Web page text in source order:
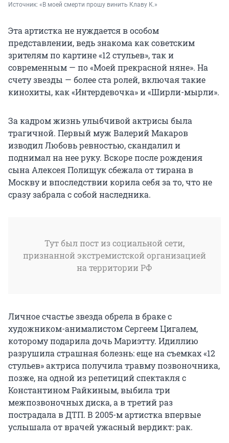
Источник: «В моей смерти прошу винить Клаву К.»
Эта артистка не нуждается в особом
представлении, ведь знакома как советским
зрителям по картине «12 стульев», так и
современным — по «Моей прекрасной няне». На
счету звезды — более ста ролей, включая такие
кинохиты, как «Интердевочка» и «Ширли-мырли».
За кадром жизнь улыбчивой актрисы была
трагичной. Первый муж Валерий Макаров
изводил Любовь ревностью, скандалил и
поднимал на нее руку. Вскоре после рождения
сына Алексея Полищук сбежала от тирана в
Москву и впоследствии корила себя за то, что не
сразу забрала с собой наследника.
Тут был пост из социальной сети,
признанной экстремистской организацией
на территории РФ
Личное счастье звезда обрела в браке с
художником-анималистом Сергеем Цигалем,
которому подарила дочь Мариэтту. Идиллию
разрушила страшная болезнь: еще на съемках «12
стульев» актриса получила травму позвоночника,
позже, на одной из репетиций спектакля с
Константином Райкиным, выбила три
межпозвоночных диска, а в третий раз
пострадала в ДТП. В 2005-м артистка впервые
услышала от врачей ужасный вердикт: рак.